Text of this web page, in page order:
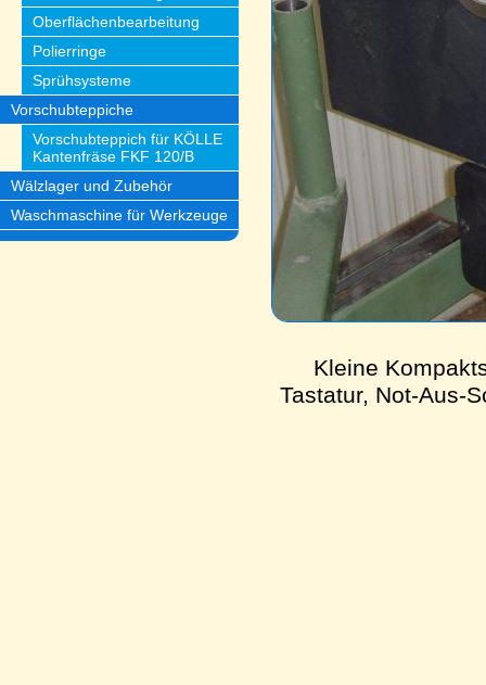
Oberflächenbearbeitung
Polierringe
Sprühsysteme
Vorschubteppiche
Vorschubteppich für KÖLLE
Kantenfräse FKF 120/B
Wälzlager und Zubehör
Waschmaschine für Werkzeuge
Kleine
Tastatur, Not-Aus-